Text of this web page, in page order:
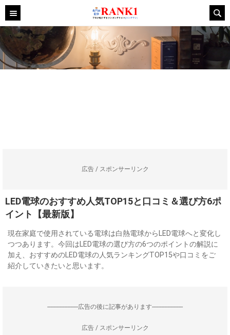
広告 / スポンサーリンク
LED電球のおすすめ人気TOP15と口コミ＆選び方6ポ
イント【最新版】
現在家庭で使用されている電球は白熱電球からLED電球へと変化し
つつあります。今回はLED電球の選び方の6つのポイントの解説に
加え、おすすめのLED電球の人気ランキングTOP15や口コミをご
紹介していきたいと思います。
--------------------広告の後に記事があります--------------------
広告 / スポンサーリンク